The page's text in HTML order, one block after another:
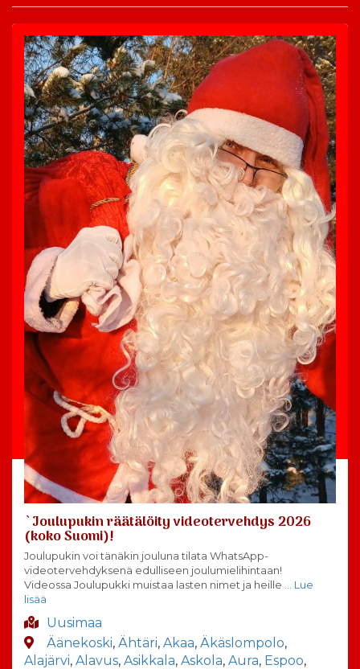
`Joulupukin räätälöity videotervehdys 2026
(koko Suomi)!
Joulupukin voi tänäkin jouluna tilata WhatsApp-
videotervehdyksenä edulliseen joulumielihintaan!
Videossa Joulupukki muistaa lasten nimet ja heille … Lue
lisää
Uusimaa
Äänekoski, Ähtäri, Akaa, Äkäslompolo,
Alajärvi, Alavus, Asikkala, Askola, Aura, Espoo,